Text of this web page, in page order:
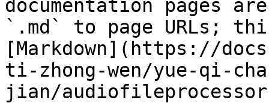
documentation pages
`.md` to page URLs;
[Markdown](https://
ti-zhong-wen/yue-qi-
jian/